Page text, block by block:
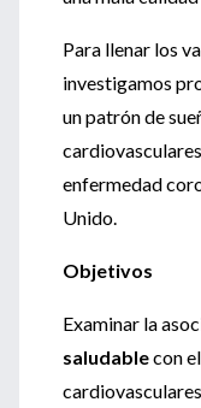
Para llenar los
investigamos
un patrón de
enfermedad
Unido.
Objetivos
Examinar la
saludablecon